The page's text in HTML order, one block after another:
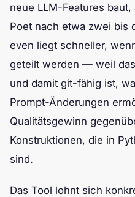
neue LLM-Features
Poet nach etwa zwei bis
even liegt schneller,
geteilt werden — weil
und damit git-fähig ist,
Prompt-Änderungen
Qualitätsgewinn
Konstruktionen, die in
sind.
Das Tool lohnt sich